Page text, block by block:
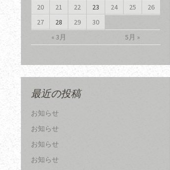
« 3月 5月 »
20
21 22 23 24 25
26
27
28 29 30
最近の投稿
お知らせ
お知らせ
お知らせ
お知らせ